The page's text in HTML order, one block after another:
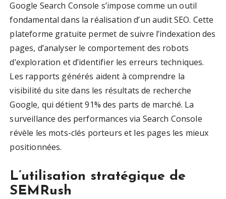
Google Search Console s’impose comme un outil
fondamental dans la réalisation d’un audit SEO. Cette
plateforme gratuite permet de suivre l’indexation des
pages, d’analyser le comportement des robots
d’exploration et d’identifier les erreurs techniques.
Les rapports générés aident à comprendre la
visibilité du site dans les résultats de recherche
Google, qui détient 91% des parts de marché. La
surveillance des performances via Search Console
révèle les mots-clés porteurs et les pages les mieux
positionnées.
L’utilisation stratégique de
SEMRush